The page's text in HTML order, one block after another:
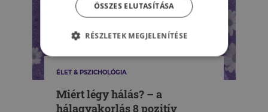
ÉLET & PSZICHOLÓGIA
Miért légy hálás? – a
hálagyakorlás 8 pozitív
ÖSSZES ELUTASÍTÁSA
RÉSZLETEK MEGJELENÍTÉSE